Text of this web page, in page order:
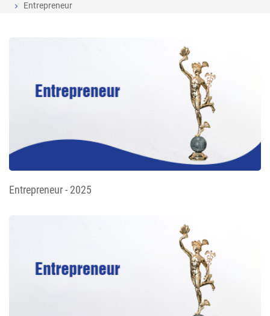
Entrepreneur
Entrepreneur - 2025